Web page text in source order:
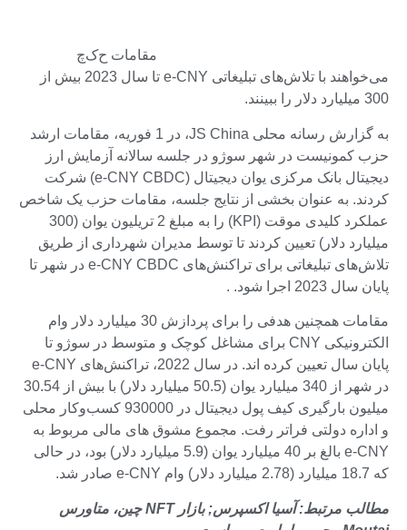
مقامات ح‌ک‌چ
می‌خواهند با تلاش‌های تبلیغاتی e-CNY تا سال 2023 بیش از
300 میلیارد دلار را ببینند.
به گزارش رسانه محلی JS China، در 1 فوریه، مقامات ارشد
حزب کمونیست در شهر سوژو در جلسه سالانه آزمایش ارز
دیجیتال بانک مرکزی یوان دیجیتال (e-CNY CBDC) شرکت
کردند. به عنوان بخشی از نتایج جلسه، مقامات حزب یک شاخص
عملکرد کلیدی موقت (KPI) را به مبلغ 2 تریلیون یوان (300
میلیارد دلار) تعیین کردند تا توسط مدیران شهرداری از طریق
تلاش‌های تبلیغاتی برای تراکنش‌های e-CNY CBDC در شهر تا
پایان سال 2023 اجرا شود. .
مقامات همچنین هدفی را برای پردازش 30 میلیارد دلار وام
الکترونیکی CNY برای مشاغل کوچک و متوسط ​​در سوژو تا
پایان سال تعیین کرده اند. در سال 2022، تراکنش‌های e-CNY
در شهر از 340 میلیارد یوان (50.5 میلیارد دلار) با بیش از 30.54
میلیون بارگیری کیف پول دیجیتال در 930000 کسب‌وکار محلی
و اداره دولتی فراتر رفت. مجموع مشوق های مالی مربوط به
e-CNY بالغ بر 40 میلیارد یوان (5.9 میلیارد دلار) بود، در حالی
که 18.7 میلیارد (2.78 میلیارد دلار) وام e-CNY صادر شد.
مطالب مرتبط: آسیا اکسپرس; بازار NFT چین، متاورس